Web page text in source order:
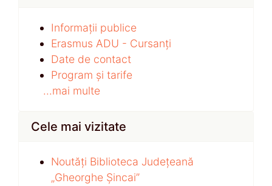
Informații publice
Erasmus ADU - Cursanți
Date de contact
Program și tarife
...mai multe
Cele mai vizitate
Noutăți Biblioteca Județeană
„Gheorghe Șincai”